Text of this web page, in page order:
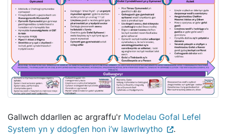
Gallwch ddarllen ac argraffu'r Modelau Gofal Lefel
System yn y ddogfen hon i’w lawrlwytho
.